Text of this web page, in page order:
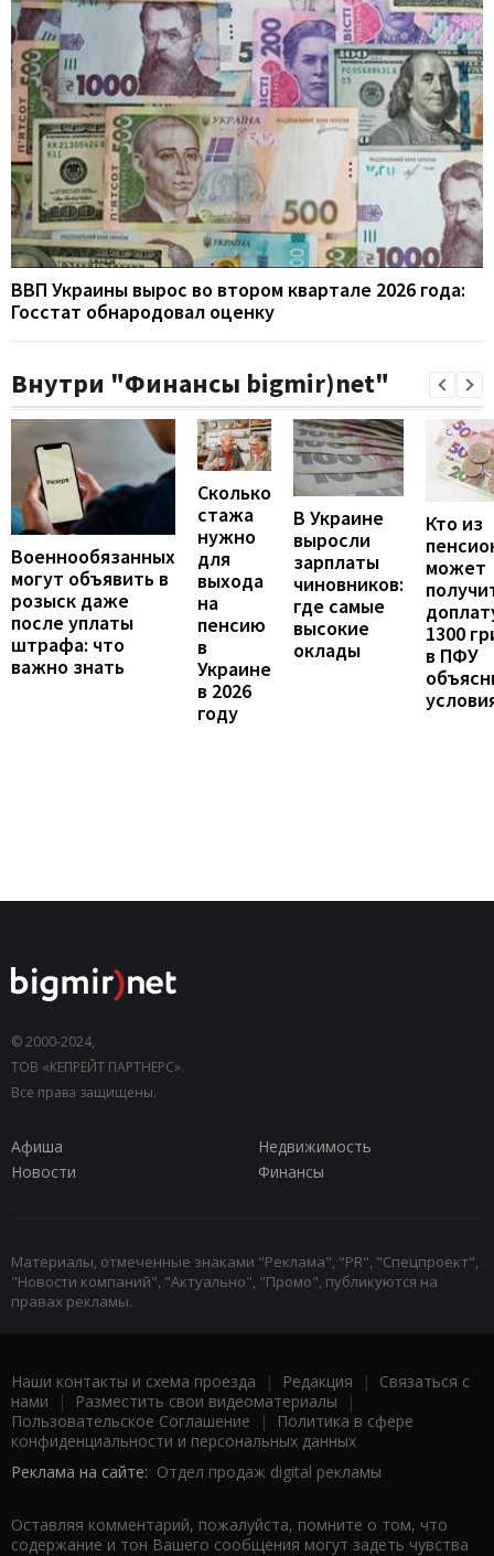
ВВП Украины вырос во втором квартале 2026 года:
Госстат обнародовал оценку
Внутри "Финансы bigmir)net"
Военнообязанных
могут объявить в
розыск даже
после уплаты
штрафа: что
важно знать
Сколько
стажа
нужно
для
выхода
на
пенсию
в
Украине
в 2026
году
В Украине
выросли
зарплаты
чиновников:
где самые
высокие
оклады
Кто из
может
1300
в ПФУ
© 2000-2024,
ТОВ «КЕПРЕЙТ ПАРТНЕРС».
Все права защищены.
Афиша
Недвижимость
Новости
Финансы
Материалы, отмеченные знаками "Реклама", "PR", "Спецпроект",
"Новости компаний", "Актуально", "Промо", публикуются на
правах рекламы.
Наши контакты и схема проезда | Редакция | Связаться с
нами | Разместить свои видеоматериалы |
Пользовательское Соглашение |
Политика в сфере
конфиденциальности и персональных данных
Реклама на сайте: Отдел продаж digital рекламы
Оставляя комментарий, пожалуйста, помните о том, что
содержание и тон Вашего сообщения могут задеть чувства